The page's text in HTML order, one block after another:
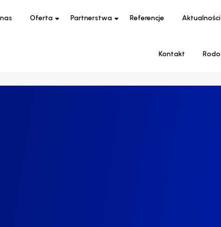
Oferta Partnerstwa Referencje Aktualności
Kontakt Rodo